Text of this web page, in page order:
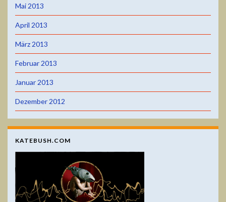
Mai 2013
April 2013
März 2013
Februar 2013
Januar 2013
Dezember 2012
KATEBUSH.COM